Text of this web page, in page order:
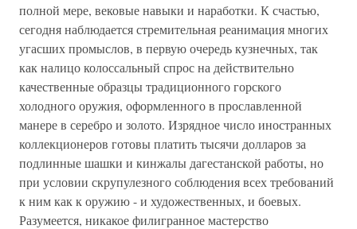
полной мере, вековые навыки и наработки. К счастью,
сегодня наблюдается стремительная реанимация многих
угасших промыслов, в первую очередь кузнечных, так
как налицо колоссальный спрос на действительно
качественные образцы традиционного горского
холодного оружия, оформленного в прославленной
манере в серебро и золото. Изрядное число иностранных
коллекционеров готовы платить тысячи долларов за
подлинные шашки и кинжалы дагестанской работы, но
при условии скрупулезного соблюдения всех требований
к ним как к оружию - и художественных, и боевых.
Разумеется, никакое филигранное мастерство